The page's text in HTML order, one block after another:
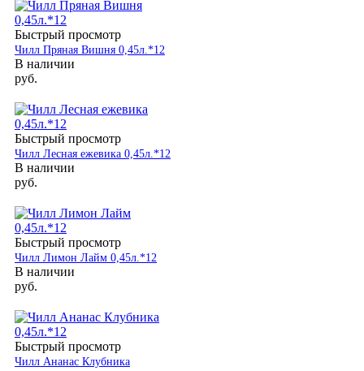
Быстрый просмотр
Чилл Пряная Вишня 0,45л.*12
В наличии
руб.
Быстрый просмотр
Чилл Лесная ежевика 0,45л.*12
В наличии
руб.
Быстрый просмотр
Чилл Лимон Лайм 0,45л.*12
В наличии
руб.
Быстрый просмотр
Чилл Ананас Клубника